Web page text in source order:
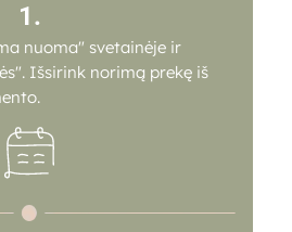
1.
nuoma" svetainėje ir
Išsirink norimą prekę iš